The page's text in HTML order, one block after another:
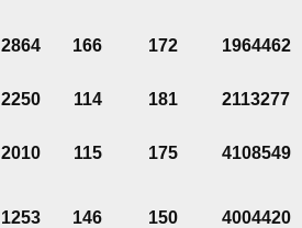
2864 166 172 1964462
2250 114 181 2113277
2010 115 175 4108549
1253 146 150 4004420